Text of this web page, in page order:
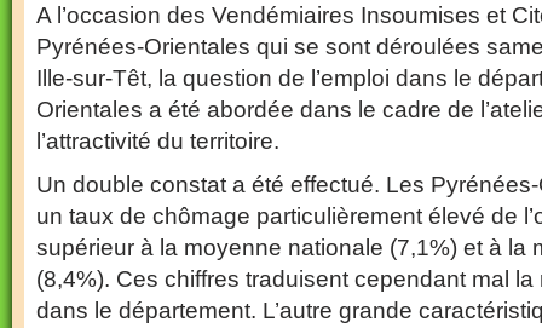
A l’occasion des Vendémiaires Insoumises et
Pyrénées-Orientales qui se sont déroulées
Ille-sur-Têt, la question de l’emploi dans le
Orientales a été abordée dans le cadre de
l’attractivité du territoire.
Un double constat a été effectué. Les
un taux de chômage particulièrement élevé de
supérieur à la moyenne nationale (7,1%) et à la
(8,4%). Ces chiffres traduisent cependant mal
dans le département. L’autre grande